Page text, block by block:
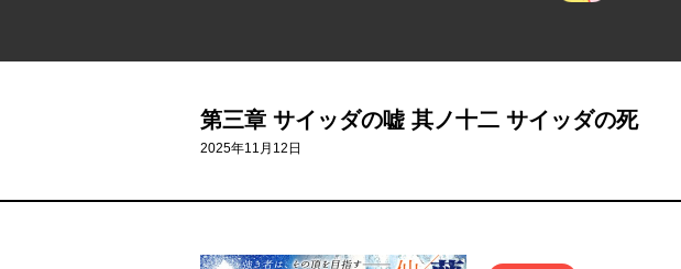
第三章 サイッダの嘘 其ノ十二 サイッダの死
2025年11月12日